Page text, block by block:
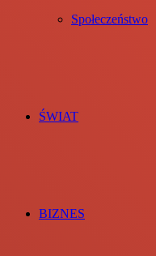
Społeczeństwo
ŚWIAT
BIZNES